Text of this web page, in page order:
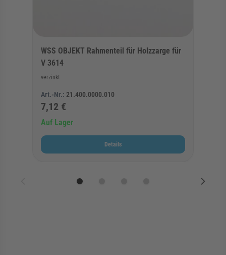
WSS OBJEKT Rahmenteil für Holzzarge für
V 3614
verzinkt
Art.-Nr.: 21.400.0000.010
7,12 €
Auf Lager
Details